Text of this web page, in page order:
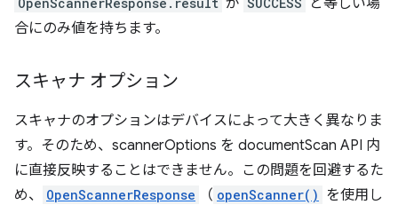
が
と等しい場
合にのみ値を持ちます。
スキャナ オプション
スキャナのオプションはデバイスによって大きく異なりま
す。そのため、scannerOptions を documentScan API 内
に直接反映することはできません。この問題を回避するた
め、
OpenScannerResponse （ openScanner() を使用し